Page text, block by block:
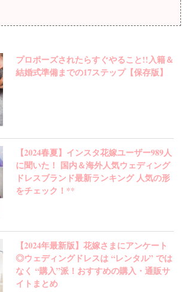
プロポーズされたらすぐやること!!入籍＆
結婚式準備までの17ステップ【保存版】
【2024春夏】インスタ花嫁ユーザー989人
に聞いた！ 国内＆海外人気ウェディング
ドレスブランド最新ランキング 人気の形
をチェック！**
【2024年最新版】花嫁さまにアンケート
◎ウェディングドレスは “レンタル” では
なく “購入”派！おすすめの購入・通販サ
イトまとめ